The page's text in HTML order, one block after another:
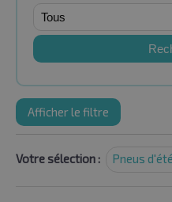
Afficher le filtre
Votre sélection : Pneus d'été